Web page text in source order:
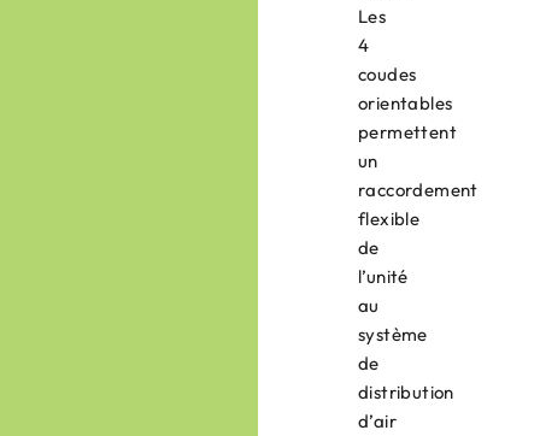
Les
4
coudes
orientables
permettent
un
raccordement
flexible
de
l’unité
au
système
de
distribution
d’air